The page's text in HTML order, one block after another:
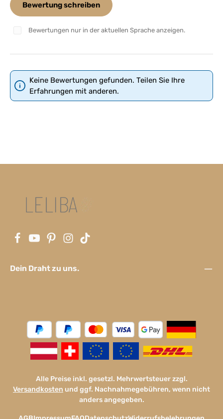
Bewertung schreiben
Bewertungen nur in der aktuellen Sprache anzeigen.
Keine Bewertungen gefunden. Teilen Sie Ihre
Erfahrungen mit anderen.
Dein Draht zu uns.
Alle Preise inkl. gesetzl. Mehrwertsteuer zzgl.
Versandkosten und ggf. Nachnahmegebühren, wenn nicht
anders angegeben.